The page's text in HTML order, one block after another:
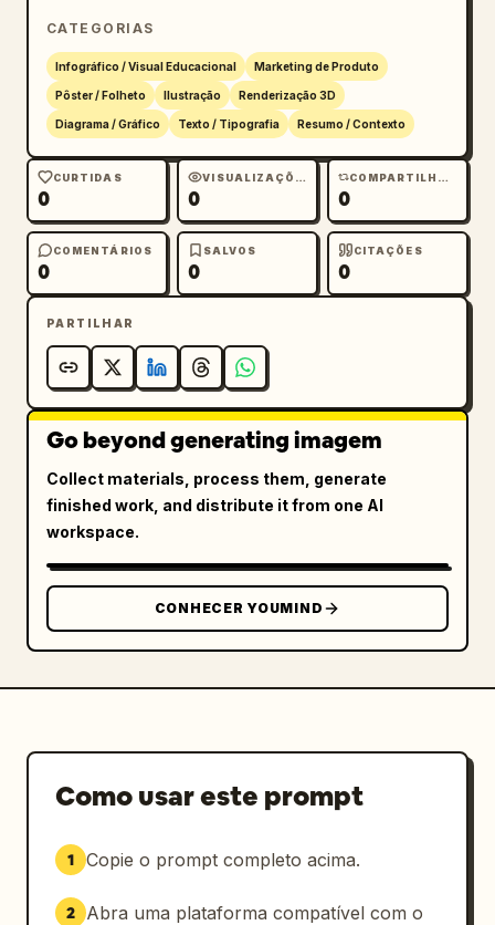
CATEGORIAS
Infográfico / Visual Educacional Marketing de Produto
Pôster / Folheto Ilustração Renderização 3D
Diagrama / Gráfico Texto / Tipografia Resumo / Contexto
CURTIDAS
0
VISUALIZAÇÕES
0
COMPARTILHAMENTOS
0
COMENTÁRIOS
0
SALVOS
0
CITAÇÕES
0
PARTILHAR
Go beyond generating imagem
Collect materials, process them, generate
finished work, and distribute it from one AI
workspace.
CONHECER YOUMIND
Como usar este prompt
1 Copie o prompt completo acima.
2
Abra uma plataforma compatível com o